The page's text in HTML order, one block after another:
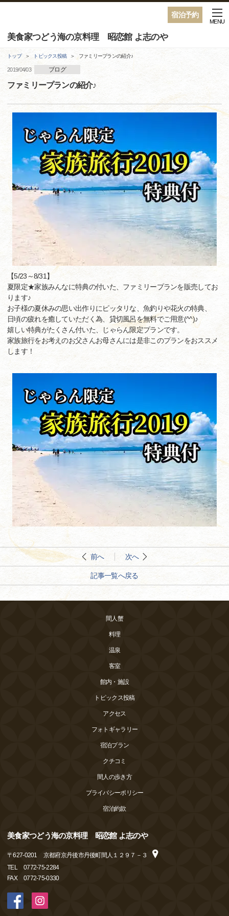
宿泊予約
美食家つどう海の京料理 昭恋館 よ志のや
MENU
トップ トピックス投稿 ファミリープランの紹介♪
2019/04/03 ブログ
ファミリープランの紹介♪
【5/23～8/31】
夏限定★家族みんなに特典の付いた、ファミリープランを販売してお
ります♪
お子様の夏休みの思い出作りにピッタリな、魚釣りや花火の特典、
日頃の疲れを癒していただく為、貸切風呂を無料でご用意(^^)♪
嬉しい特典がたくさん付いた、じゃらん限定プランです。
家族旅行をお考えのお父さんお母さんには是非このプランをおススメ
します！
前へ 次へ
記事一覧へ戻る
間人蟹
料理
温泉
客室
館内・施設
トピックス投稿
アクセス
フォトギャラリー
宿泊プラン
クチコミ
間人の歩き方
プライバシーポリシー
宿泊約款
美食家つどう海の京料理 昭恋館 よ志のや
〒627-0201
京都府京丹後市丹後町間人１２９７－３
TEL
0772-75-2284
FAX
0772-75-0330